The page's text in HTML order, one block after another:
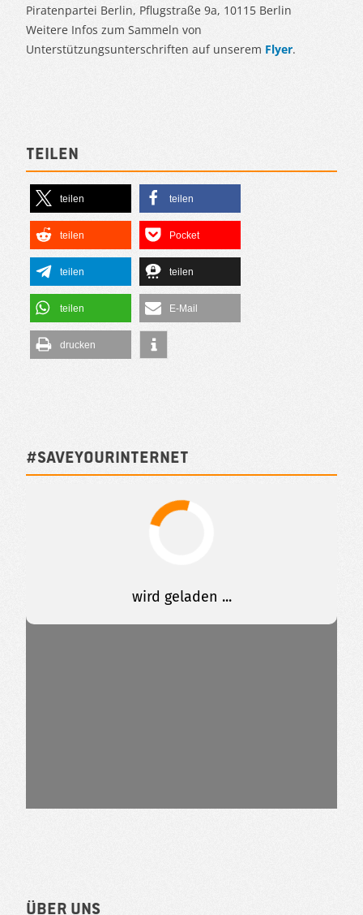
Piratenpartei Berlin, Pflugstraße 9a, 10115 Berlin
Weitere Infos zum Sammeln von
Unterstützungsunterschriften auf unserem Flyer.
Teilen
teilen teilen
teilen Pocket
teilen teilen
teilen E-Mail
drucken
#SAVEYOURINTERNET
Über uns